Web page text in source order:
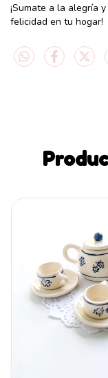
¡Sumate a la alegría
felicidad en tu hogar!